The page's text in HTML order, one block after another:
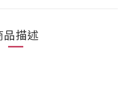
品描述